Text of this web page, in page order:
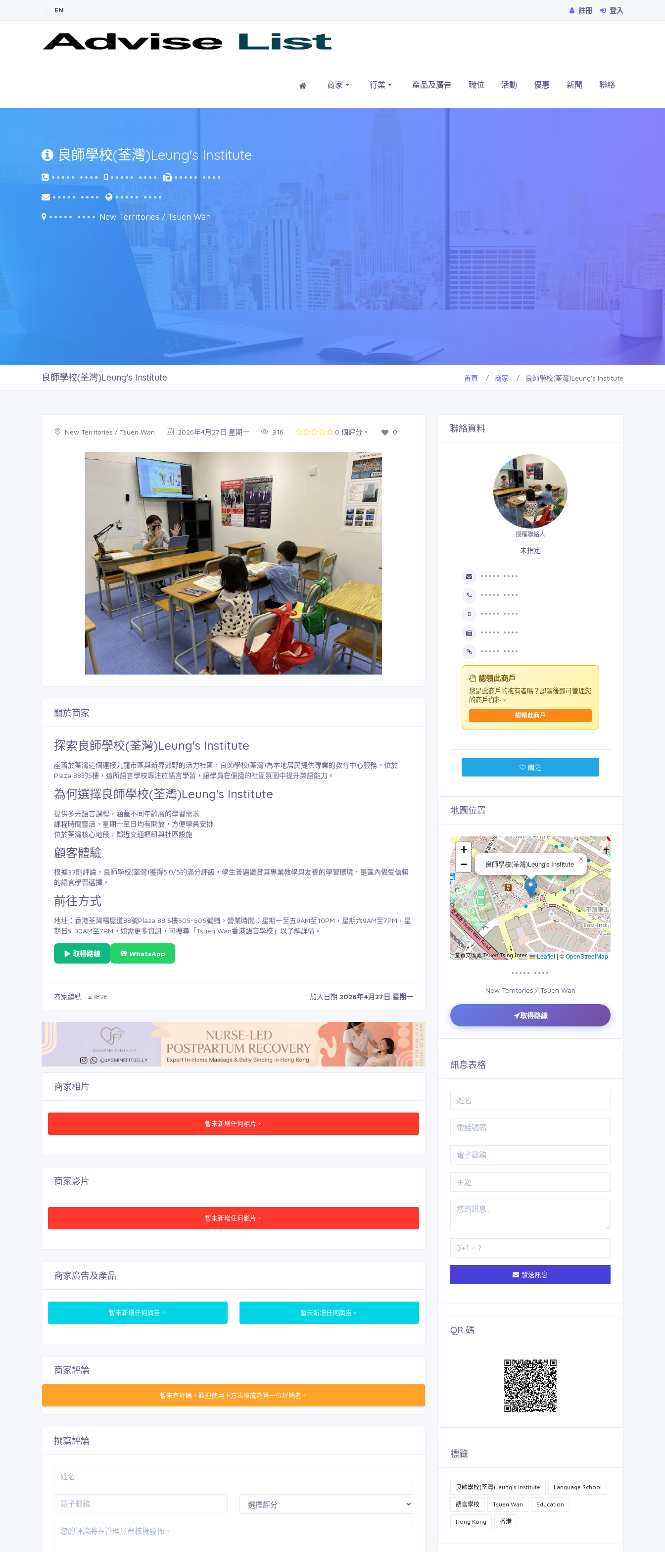
EN 註冊 登入
Home商家 行業 產品及廣告 職位 活動 優惠 新聞 聯絡
良師學校(荃灣)Leung's Institute
••••• •••• ••••• ••••
••••• ••••
••••• ••••
••••• ••••
••••• •••• New Territories / Tsuen Wan
良師學校(荃灣)Leung's Institute 首頁 商家 良師學校(荃灣)Leung's Institute
New Territories / Tsuen Wan 2026年4月27日 星期一 316 0 個評分。 0
關於商家
探索良師學校(荃灣)Leung's Institute
座落於荃灣這個連接九龍市區與新界郊野的活力社區，良師學校(荃灣)為本地居民提供專業的教育中心服務。位於
Plaza 88的5樓，這所語言學校專注於語言學習，讓學員在便捷的社區氛圍中提升英語能力。
為何選擇良師學校(荃灣)Leung's Institute
提供多元語言課程，涵蓋不同年齡層的學習需求
課程時間靈活，星期一至日均有開放，方便學員安排
位於荃灣核心地段，鄰近交通樞紐與社區設施
顧客體驗
根據33則評論，良師學校(荃灣)獲得5.0/5的滿分評級，學生普遍讚賞其專業教學與友善的學習環境，是區內備受信賴
的語言學習選擇。
前往方式
地址：香港荃灣楊屋道88號Plaza 88 5樓505-506號舖。營業時間：星期一至五9AM至10PM，星期六9AM至7PM，星
期日9:30AM至7PM。如需更多資訊，可搜尋「Tsuen Wan香港語言學校」以了解詳情。
▶ 取得路線 ☎ WhatsApp
商家編號 : #3826 加入日期 2026年4月27日 星期一
商家相片
暫未新增任何相片。
商家影片
暫未新增任何影片。
商家廣告及產品
暫未新增任何廣告。 暫未新增任何廣告。
商家評論
暫未有評論。歡迎使用下方表格成為第一位評論者。
撰寫評論
聯絡資料
授權聯絡人
未指定
••••• ••••
••••• ••••
••••• ••••
••••• ••••
••••• ••••
認領此商戶
您是此商戶的擁有者嗎？認領後即可管理您
的商戶資料。
認領此商戶
關注
地圖位置
良師學校(荃灣)Leung's Institute
×
+
−
Leaflet | ©OpenStreetMap
••••• ••••
New Territories / Tsuen Wan
取得路線
訊息表格
發送訊息
QR 碼
標籤
良師學校(荃灣)Leung's Institute Language School
語言學校 Tsuen Wan Education
Hong Kong 香港